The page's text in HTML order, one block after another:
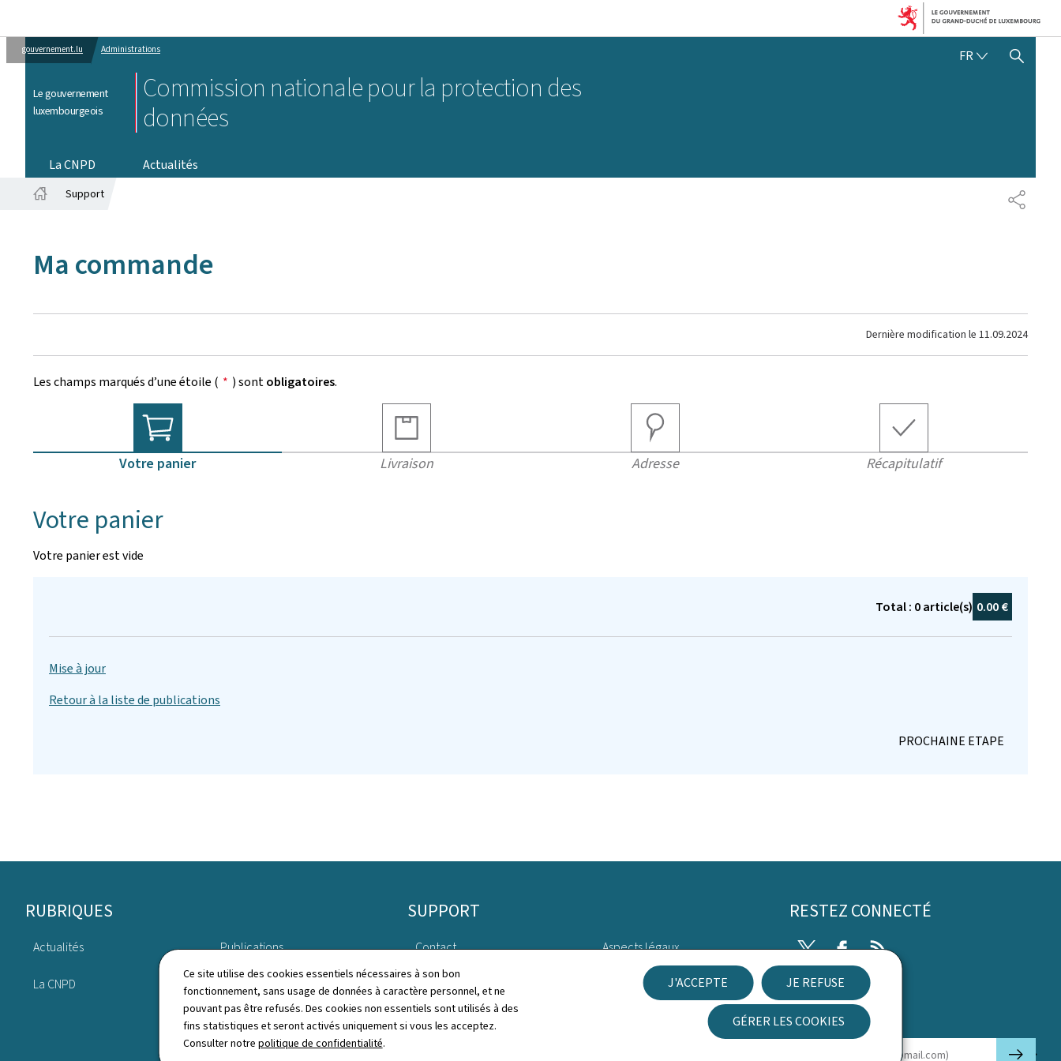
Ce site utilise des cookies essentiels nécessaires à son bon
fonctionnement, sans usage de données à caractère personnel, et ne
pouvant pas être refusés. Des cookies non essentiels sont utilisés à des
fins statistiques et seront activés uniquement si vous les acceptez.
Consulter notre politique de confidentialité.
J'ACCEPTE JE REFUSE
GÉRER LES COOKIES
gouvernement.lu Administrations
Le gouvernement
luxembourgeois
Commission nationale pour la protection des
données
FRFRANÇAIS
AFFICHER / MASQUER
La CNPD
Actualités
Support
Ma commande
Dernière modification le 11.09.2024
Les champs marqués d’une étoile ( * ) sontobligatoires.
Votre panier Livraison Adresse Récapitulatif
Votre panier
Votre panier est vide
Total : 0article(s) 0.00 €
Pied
de
RUBRIQUES
Actualités
La CNPD
Publications
Annuaire
SUPPORT
Contact
Plan du site
À propos du site
Aspects légaux
Déclaration d'accessibilité
RESTEZ CONNECTÉ
TwitterFacebook
RSS
Newsletter
🡒